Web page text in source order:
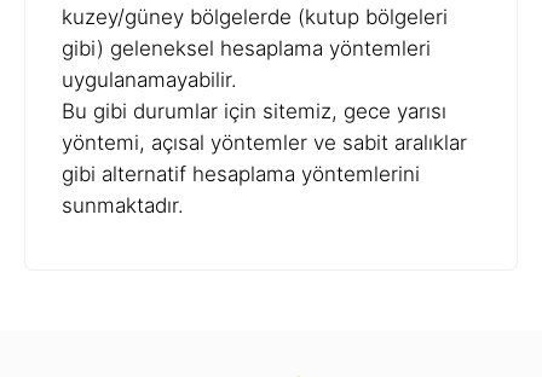
kuzey/güney bölgelerde (kutup bölgeleri
gibi) geleneksel hesaplama yöntemleri
uygulanamayabilir.
Bu gibi durumlar için sitemiz, gece yarısı
yöntemi, açısal yöntemler ve sabit aralıklar
gibi alternatif hesaplama yöntemlerini
sunmaktadır.